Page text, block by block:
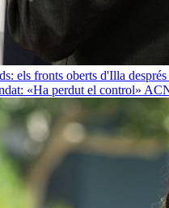
els fronts oberts d'Illa després
«Ha perdut el control»